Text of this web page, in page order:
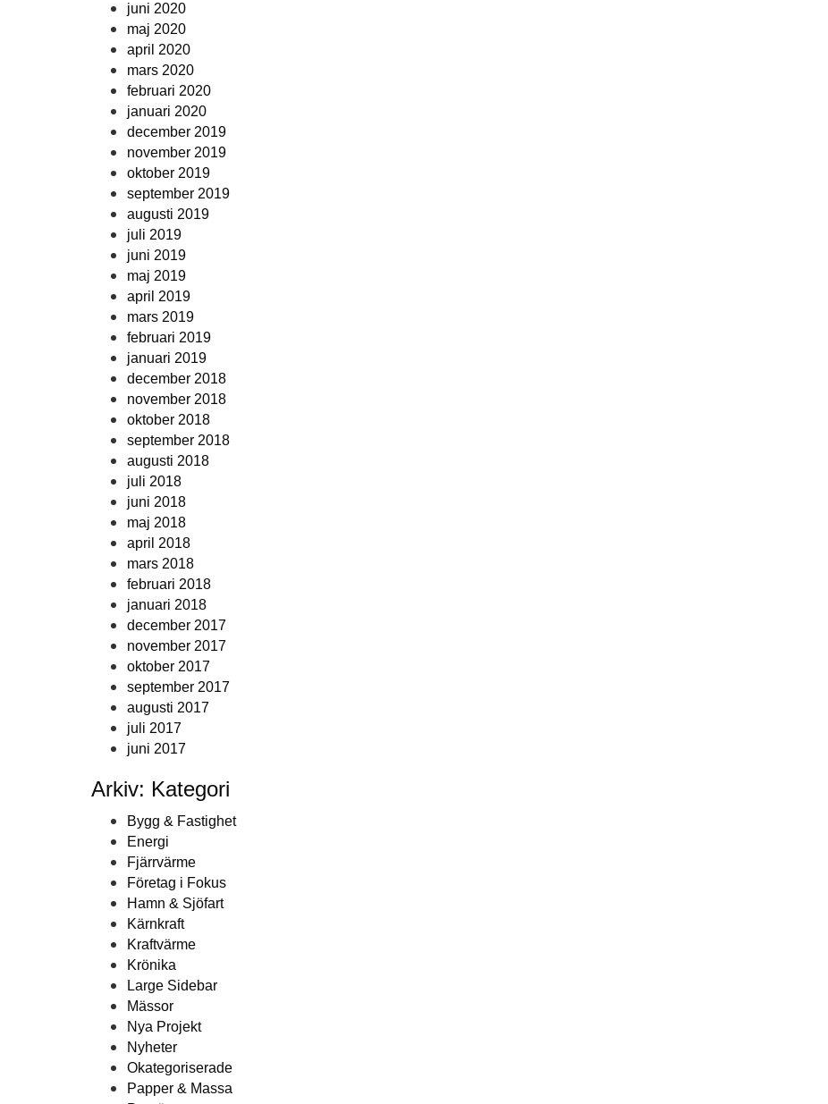
juni 2020
maj 2020
april 2020
mars 2020
februari 2020
januari 2020
december 2019
november 2019
oktober 2019
september 2019
augusti 2019
juli 2019
juni 2019
maj 2019
april 2019
mars 2019
februari 2019
januari 2019
december 2018
november 2018
oktober 2018
september 2018
augusti 2018
juli 2018
juni 2018
maj 2018
april 2018
mars 2018
februari 2018
januari 2018
december 2017
november 2017
oktober 2017
september 2017
augusti 2017
juli 2017
juni 2017
Arkiv: Kategori
Bygg & Fastighet
Energi
Fjärrvärme
Företag i Fokus
Hamn & Sjöfart
Kärnkraft
Kraftvärme
Krönika
Large Sidebar
Mässor
Nya Projekt
Nyheter
Okategoriserade
Papper & Massa